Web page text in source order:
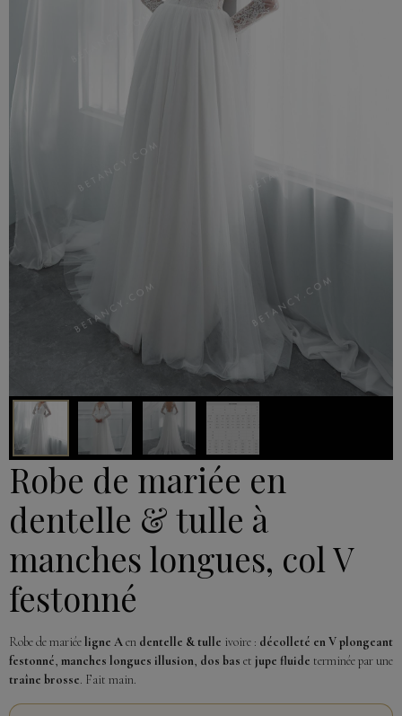
Robe de mariée en
dentelle & tulle à
manches longues, col V
festonné
Robe de mariéeligne Aen dentelle & tulle ivoire : décolleté en V plongeant
festonné, manches longues illusion, dos bas et jupe fluide terminée par une
traîne brosse. Fait main.